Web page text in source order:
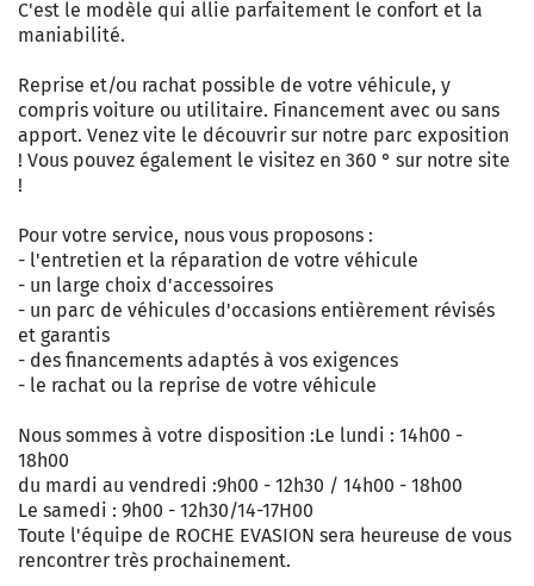
C'est le modèle qui allie parfaitement le confort et la
maniabilité.
Reprise et/ou rachat possible de votre véhicule, y
compris voiture ou utilitaire. Financement avec ou sans
apport. Venez vite le découvrir sur notre parc exposition
! Vous pouvez également le visitez en 360 ° sur notre site
!
Pour votre service, nous vous proposons :
- l'entretien et la réparation de votre véhicule
- un large choix d'accessoires
- un parc de véhicules d'occasions entièrement révisés
et garantis
- des financements adaptés à vos exigences
- le rachat ou la reprise de votre véhicule
Nous sommes à votre disposition :Le lundi : 14h00 -
18h00
du mardi au vendredi :9h00 - 12h30 / 14h00 - 18h00
Le samedi : 9h00 - 12h30/14-17H00
Toute l'équipe de ROCHE EVASION sera heureuse de vous
rencontrer très prochainement.